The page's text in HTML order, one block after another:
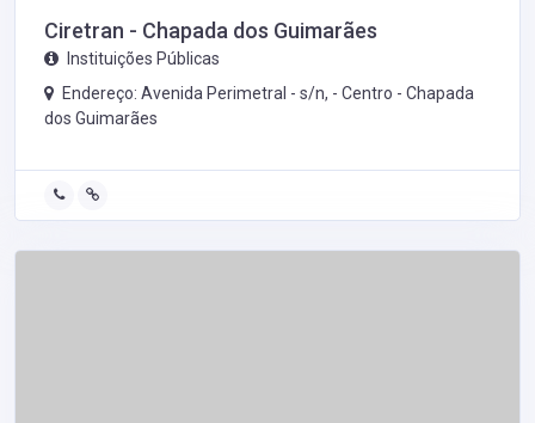
Ciretran - Chapada dos Guimarães
Instituições Públicas
Endereço: Avenida Perimetral - s/n, - Centro - Chapada
dos Guimarães